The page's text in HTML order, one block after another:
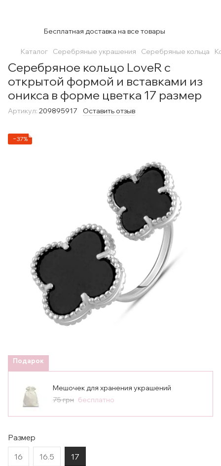
Бесплатная доставка на все товары
Каталог Серебряные украшения Серебряные кольца
Серебряное кольцо LoveR с
открытой формой и вставками из
оникса в форме цветка 17 размер
Артикул: 209895917 Оставить отзыв
−37%
Подарок
Мешочек для хранения украшений
75 грн бесплатно
Размер
16 16.5 17